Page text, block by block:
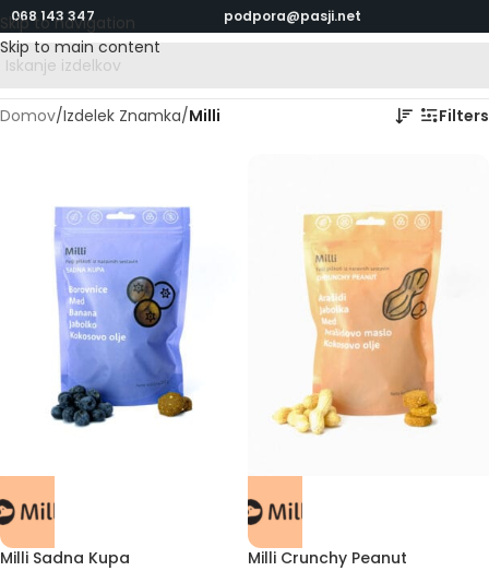
Skip to navigation
Skip to main content
068 143 347 podpora@pasji.net
Domov/Izdelek Znamka/Milli Filters
Milli Sadna Kupa
Milli Crunchy Peanut